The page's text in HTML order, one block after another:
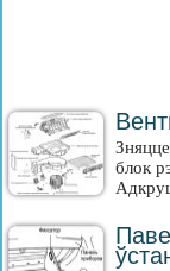
блок